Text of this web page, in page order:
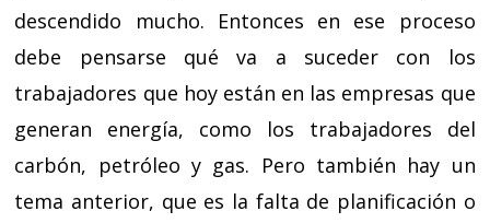
descendido mucho. Entonces en ese proceso
debe pensarse qué va a suceder con los
trabajadores que hoy están en las empresas que
generan energía, como los trabajadores del
carbón, petróleo y gas. Pero también hay un
tema anterior, que es la falta de planificación o